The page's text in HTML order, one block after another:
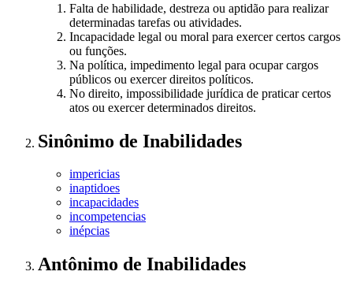
Falta de habilidade, destreza ou aptidão para realizar
determinadas tarefas ou atividades.
Incapacidade legal ou moral para exercer certos cargos
ou funções.
Na política, impedimento legal para ocupar cargos
públicos ou exercer direitos políticos.
No direito, impossibilidade jurídica de praticar certos
atos ou exercer determinados direitos.
Sinônimo de Inabilidades
impericias
inaptidoes
incapacidades
incompetencias
inépcias
Antônimo de Inabilidades